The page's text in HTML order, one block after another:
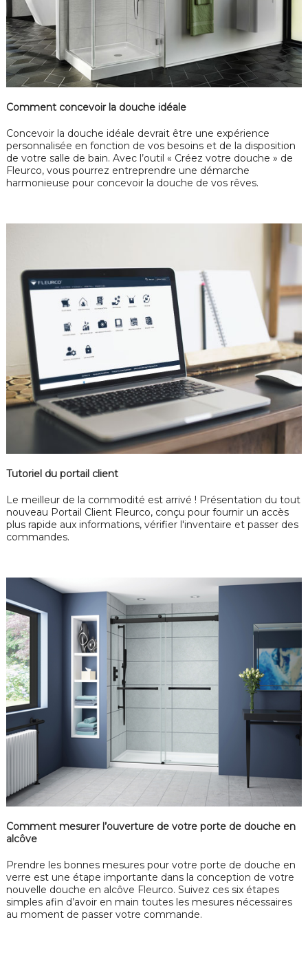
Comment concevoir la douche idéale
Concevoir la douche idéale devrait être une expérience
personnalisée en fonction de vos besoins et de la disposition
de votre salle de bain. Avec l’outil « Créez votre douche » de
Fleurco, vous pourrez entreprendre une démarche
harmonieuse pour concevoir la douche de vos rêves.
Tutoriel du portail client
Le meilleur de la commodité est arrivé ! Présentation du tout
nouveau Portail Client Fleurco, conçu pour fournir un accès
plus rapide aux informations, vérifier l'inventaire et passer des
commandes.
Comment mesurer l’ouverture de votre porte de douche en
alcôve
Prendre les bonnes mesures pour votre porte de douche en
verre est une étape importante dans la conception de votre
nouvelle douche en alcôve Fleurco. Suivez ces six étapes
simples afin d’avoir en main toutes les mesures nécessaires
au moment de passer votre commande.